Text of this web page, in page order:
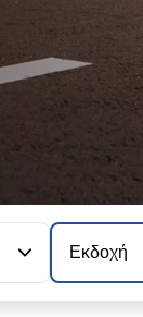
Εκδοχή